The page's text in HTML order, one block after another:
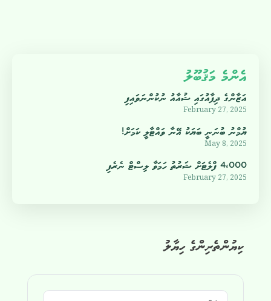
ކިޔުންތެރިންގެ ހިޔާލު
އެންމެ މަޤުބޫލު
އަޒާންގެ ދިފާއުގައި ޝުއާއު ނުކުންނަވައިފި
February 27, 2025
ޔުމްނު ބުނަނީ ބަޔަކު އޭނާ ވައްޓާލީ ކަމަށް!
May 8, 2025
4،000 ފްލެޓަށް ޝަރުތު ހަމަވާ ލިސްޓް ނެރެފި
February 27, 2025